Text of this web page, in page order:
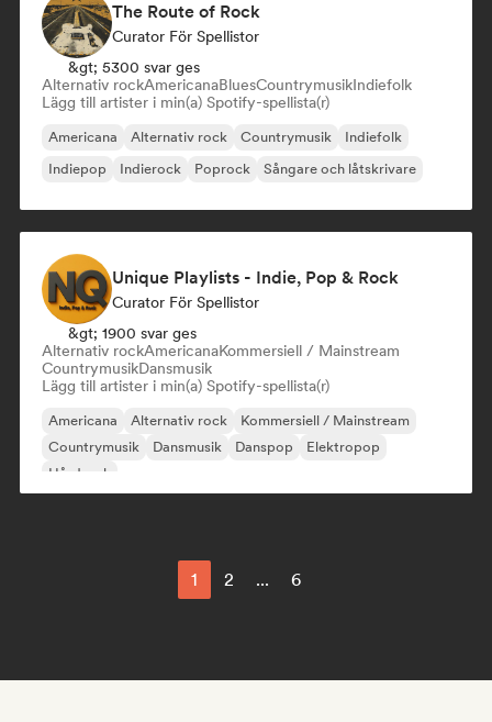
The Route of Rock
Curator För Spellistor
&gt; 5300 svar ges
Alternativ rockAmericanaBluesCountrymusikIndiefolk
Lägg till artister i min(a) Spotify-spellista(r)
Americana Alternativ rock Countrymusik
Indiefolk
Indiepop
Indierock Poprock Sångare och låtskrivare
Unique Playlists - Indie, Pop & Rock
Curator För Spellistor
&gt; 1900 svar ges
Alternativ rockAmericanaKommersiell / Mainstream
CountrymusikDansmusik
Lägg till artister i min(a) Spotify-spellista(r)
Americana Alternativ rock
Kommersiell / Mainstream
Countrymusik
Dansmusik Danspop
Elektropop
Hårdrock
1 2 ... 6